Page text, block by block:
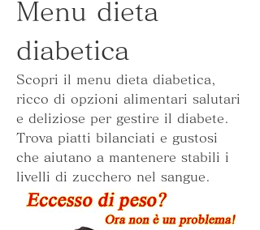
Menu dieta
diabetica
Scopri il menu dieta diabetica,
ricco di opzioni alimentari salutari
e deliziose per gestire il diabete.
Trova piatti bilanciati e gustosi
che aiutano a mantenere stabili i
livelli di zucchero nel sangue.